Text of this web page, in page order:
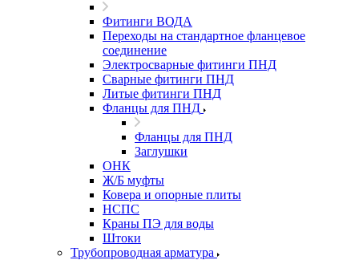
Фитинги ВОДА
Переходы на стандартное фланцевое
соединение
Электросварные фитинги ПНД
Сварные фитинги ПНД
Литые фитинги ПНД
Фланцы для ПНД
Фланцы для ПНД
Заглушки
ОНК
Ж/Б муфты
Ковера и опорные плиты
НСПС
Краны ПЭ для воды
Штоки
Трубопроводная арматура